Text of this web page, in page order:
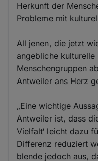
Herkunft der
Probleme mit
All jenen, die jetzt
angebliche
Menschengruppen
Antweiler ans Herz
„Eine wichtige
Antweiler ist, dass
Vielfalt‘ leicht dazu
Differenz reduziert
blende jedoch aus,